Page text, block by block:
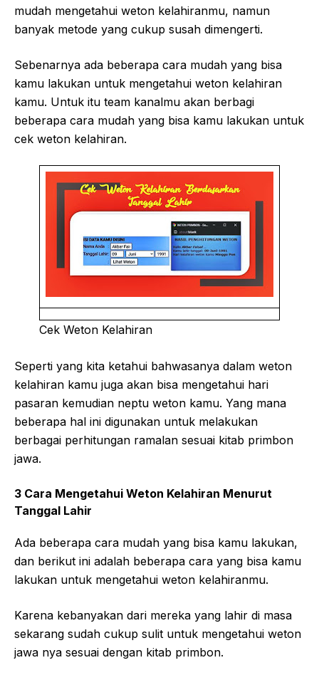
mudah mengetahui weton kelahiranmu, namun
banyak metode yang cukup susah dimengerti.
Sebenarnya ada beberapa cara mudah yang bisa
kamu lakukan untuk mengetahui weton kelahiran
kamu. Untuk itu team kanalmu akan berbagi
beberapa cara mudah yang bisa kamu lakukan untuk
cek weton kelahiran.
Cek Weton Kelahiran
Seperti yang kita ketahui bahwasanya dalam weton
kelahiran kamu juga akan bisa mengetahui hari
pasaran kemudian neptu weton kamu. Yang mana
beberapa hal ini digunakan untuk melakukan
berbagai perhitungan ramalan sesuai kitab primbon
jawa.
3 Cara Mengetahui Weton Kelahiran Menurut
Tanggal Lahir
Ada beberapa cara mudah yang bisa kamu lakukan,
dan berikut ini adalah beberapa cara yang bisa kamu
lakukan untuk mengetahui weton kelahiranmu.
Karena kebanyakan dari mereka yang lahir di masa
sekarang sudah cukup sulit untuk mengetahui weton
jawa nya sesuai dengan kitab primbon.